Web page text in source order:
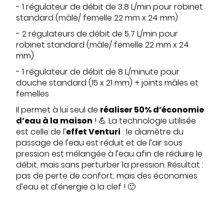
- 1 régulateur de débit de 3,8 L/min pour robinet
standard (mâle/ femelle 22 mm x 24 mm)
- 2 régulateurs de débit de 5,7 L/min pour
robinet standard (mâle/ femelle 22 mm x 24
mm)
- 1 régulateur de débit de 8 L/minute pour
douche standard (15 x 21 mm) + joints mâles et
femelles
Il permet à lui seul de réaliser 50% d’économie
d’eau à la maison ! 💪 La technologie utilisée
est celle de l’effet Venturi : le diamètre du
passage de l’eau est réduit et de l’air sous
pression est mélangée à l’eau afin de réduire le
débit, mais sans perturber la pression. Résultat :
pas de perte de confort, mais des économies
d’eau et d’énergie à la clef ! 🙂